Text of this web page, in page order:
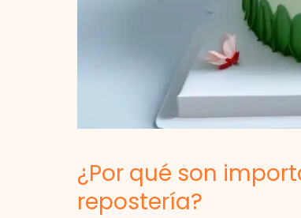
¿Por qué son
repostería?